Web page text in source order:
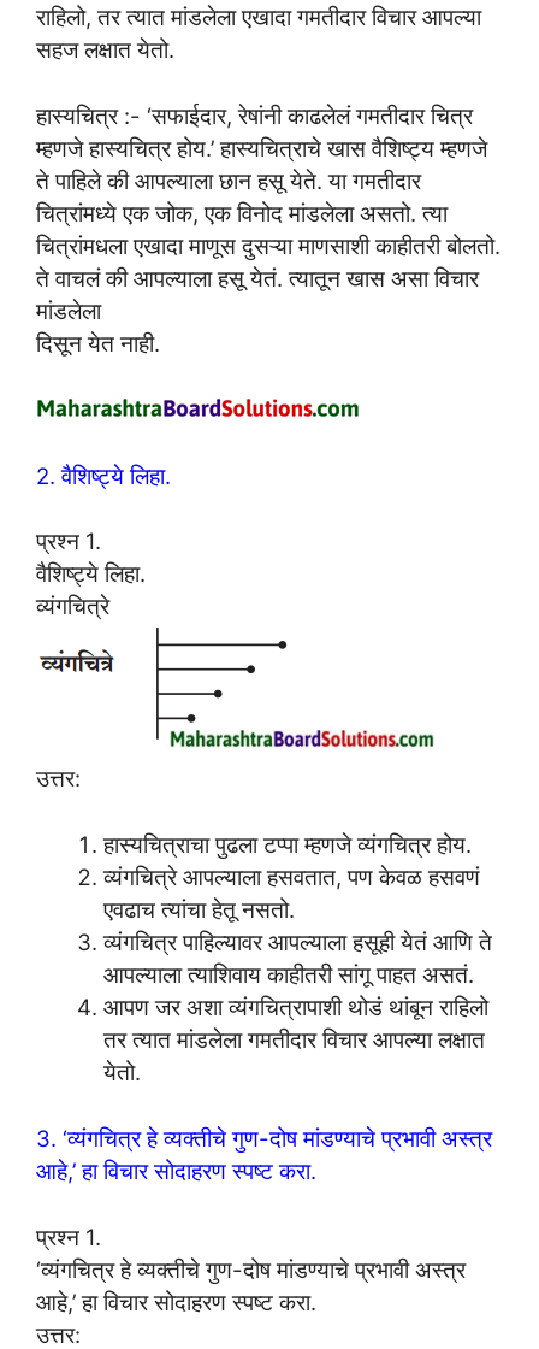
राहिलो, तर त्यात मांडलेला एखादा गमतीदार विचार आपल्या
सहज लक्षात येतो.
हास्यचित्र :- ‘सफाईदार, रेषांनी काढलेलं गमतीदार चित्र
म्हणजे हास्यचित्र होय.’ हास्यचित्राचे खास वैशिष्ट्य म्हणजे
ते पाहिले की आपल्याला छान हसू येते. या गमतीदार
चित्रांमध्ये एक जोक, एक विनोद मांडलेला असतो. त्या
चित्रांमधला एखादा माणूस दुसऱ्या माणसाशी काहीतरी बोलतो.
ते वाचलं की आपल्याला हसू येतं. त्यातून खास असा विचार
मांडलेला
दिसून येत नाही.
2. वैशिष्ट्ये लिहा.
प्रश्न 1.
वैशिष्ट्ये लिहा.
व्यंगचित्रे
उत्तर:
हास्यचित्राचा पुढला टप्पा म्हणजे व्यंगचित्र होय.
व्यंगचित्रे आपल्याला हसवतात, पण केवळ हसवणं
एवढाच त्यांचा हेतू नसतो.
व्यंगचित्र पाहिल्यावर आपल्याला हसूही येतं आणि ते
आपल्याला त्याशिवाय काहीतरी सांगू पाहत असतं.
आपण जर अशा व्यंगचित्रापाशी थोडं थांबून राहिलो
तर त्यात मांडलेला गमतीदार विचार आपल्या लक्षात
येतो.
3. ‘व्यंगचित्र हे व्यक्तीचे गुण-दोष मांडण्याचे प्रभावी अस्त्र
आहे,’ हा विचार सोदाहरण स्पष्ट करा.
प्रश्न 1.
‘व्यंगचित्र हे व्यक्तीचे गुण-दोष मांडण्याचे प्रभावी अस्त्र
आहे,’ हा विचार सोदाहरण स्पष्ट करा.
उत्तर: